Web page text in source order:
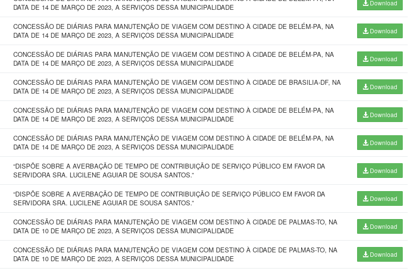
DATA DE 14 DE MARÇO DE 2023, A SERVIÇOS DESSA MUNICIPALIDADE
Download
CONCESSÃO DE DIÁRIAS PARA MANUTENÇÃO DE VIAGEM COM DESTINO À CIDADE DE BELÉM-PA, NA
DATA DE 14 DE MARÇO DE 2023, A SERVIÇOS DESSA MUNICIPALIDADE
Download
CONCESSÃO DE DIÁRIAS PARA MANUTENÇÃO DE VIAGEM COM DESTINO À CIDADE DE BELÉM-PA, NA
DATA DE 14 DE MARÇO DE 2023, A SERVIÇOS DESSA MUNICIPALIDADE
Download
CONCESSÃO DE DIÁRIAS PARA MANUTENÇÃO DE VIAGEM COM DESTINO À CIDADE DE BRASILIA-DF, NA
DATA DE 14 DE MARÇO DE 2023, A SERVIÇOS DESSA MUNICIPALIDADE
Download
CONCESSÃO DE DIÁRIAS PARA MANUTENÇÃO DE VIAGEM COM DESTINO À CIDADE DE BELÉM-PA, NA
DATA DE 14 DE MARÇO DE 2023, A SERVIÇOS DESSA MUNICIPALIDADE
Download
CONCESSÃO DE DIÁRIAS PARA MANUTENÇÃO DE VIAGEM COM DESTINO À CIDADE DE BELÉM-PA, NA
DATA DE 14 DE MARÇO DE 2023, A SERVIÇOS DESSA MUNICIPALIDADE
Download
“DISPÕE SOBRE A AVERBAÇÃO DE TEMPO DE CONTRIBUIÇÃO DE SERVIÇO PÚBLICO EM FAVOR DA
SERVIDORA SRA. LUCILENE AGUIAR DE SOUSA SANTOS.”
Download
“DISPÕE SOBRE A AVERBAÇÃO DE TEMPO DE CONTRIBUIÇÃO DE SERVIÇO PÚBLICO EM FAVOR DA
SERVIDORA SRA. LUCILENE AGUIAR DE SOUSA SANTOS.”
Download
CONCESSÃO DE DIÁRIAS PARA MANUTENÇÃO DE VIAGEM COM DESTINO À CIDADE DE PALMAS-TO, NA
DATA DE 10 DE MARÇO DE 2023, A SERVIÇOS DESSA MUNICIPALIDADE
Download
CONCESSÃO DE DIÁRIAS PARA MANUTENÇÃO DE VIAGEM COM DESTINO À CIDADE DE PALMAS-TO, NA
DATA DE 10 DE MARÇO DE 2023, A SERVIÇOS DESSA MUNICIPALIDADE
Download